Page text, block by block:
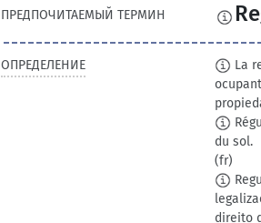
ПРЕДПОЧИТАЕМЫЙ ТЕРМИН
ОПРЕДЕЛЕНИЕ
La
du sol.
(fr)
direito